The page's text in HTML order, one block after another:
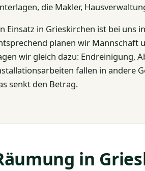
die Makler,
Einsatz in Grieskirchen ist bei uns
planen wir Mannschaft
wir gleich dazu: Endreinigung,
fallen in andere
senkt den Betrag.
in